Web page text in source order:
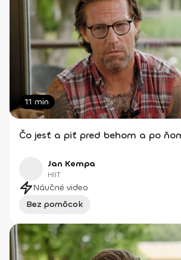
11 min
Čo jesť a piť pred behom a po
Jan Kempa
HIIT
Náučné video
Bez pomôcok